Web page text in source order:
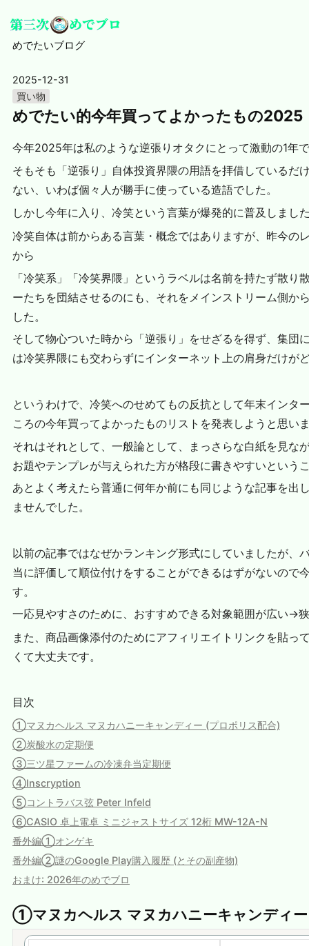
めでたいブログ
2025-12-31
買い物
めでたい的今年買ってよかったもの2025
今年2025年は私のような逆張りオタクにとって激動の1年
そもそも「逆張り」自体投資界隈の用語を拝借しているだ
ない、いわば個々人が勝手に使っている造語でした。
しかし今年に入り、冷笑という言葉が爆発的に普及しまし
冷笑自体は前からある言葉・概念ではありますが、昨今の
から
「冷笑系」「冷笑界隈」というラベルは名前を持たず散り
ーたちを団結させるのにも、それをメインストリーム側か
した。
そして物心ついた時から「逆張り」をせざるを得ず、集団
は冷笑界隈にも交わらずにインターネット上の肩身だけが
というわけで、冷笑へのせめてもの反抗として年末インタ
ころの今年買ってよかったものリストを発表しようと思い
それはそれとして、一般論として、まっさらな白紙を見な
お題やテンプレが与えられた方が格段に書きやすいという
あとよく考えたら普通に何年か前にも同じような記事を出
ませんでした。
以前の記事ではなぜかランキング形式にしていましたが、
当に評価して順位付けをすることができるはずがないので
す。
一応見やすさのために、おすすめできる対象範囲が広い→
また、商品画像添付のためにアフィリエイトリンクを貼っ
くて大丈夫です。
目次
①マヌカヘルス マヌカハニーキャンディー (プロポリス配合)
②炭酸水の定期便
③三ツ星ファームの冷凍弁当定期便
④Inscryption
⑤コントラバス弦 Peter Infeld
⑥CASIO 卓上電卓 ミニジャストサイズ 12桁 MW-12A-N
番外編①オンゲキ
番外編②謎のGoogle Play購入履歴 (とその副産物)
おまけ: 2026年のめでブロ
①マヌカヘルス マヌカハニーキャンディ